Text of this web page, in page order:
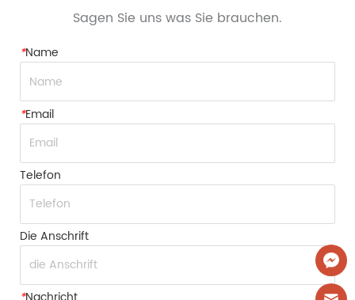
Sagen Sie uns was Sie brauchen.
*Name
*Email
Telefon
Die Anschrift